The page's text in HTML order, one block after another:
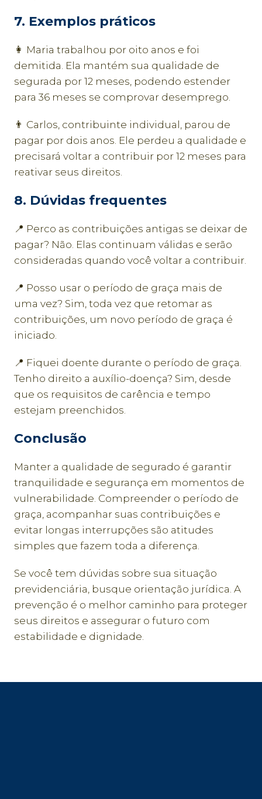
7. Exemplos práticos
👩 Maria trabalhou por oito anos e foi
demitida. Ela mantém sua qualidade de
segurada por 12 meses, podendo estender
para 36 meses se comprovar desemprego.
👨 Carlos, contribuinte individual, parou de
pagar por dois anos. Ele perdeu a qualidade e
precisará voltar a contribuir por 12 meses para
reativar seus direitos.
8. Dúvidas frequentes
📍 Perco as contribuições antigas se deixar de
pagar? Não. Elas continuam válidas e serão
consideradas quando você voltar a contribuir.
📍 Posso usar o período de graça mais de
uma vez? Sim, toda vez que retomar as
contribuições, um novo período de graça é
iniciado.
📍 Fiquei doente durante o período de graça.
Tenho direito a auxílio-doença? Sim, desde
que os requisitos de carência e tempo
estejam preenchidos.
Conclusão
Manter a qualidade de segurado é garantir
tranquilidade e segurança em momentos de
vulnerabilidade. Compreender o período de
graça, acompanhar suas contribuições e
evitar longas interrupções são atitudes
simples que fazem toda a diferença.
Se você tem dúvidas sobre sua situação
previdenciária, busque orientação jurídica. A
prevenção é o melhor caminho para proteger
seus direitos e assegurar o futuro com
estabilidade e dignidade.